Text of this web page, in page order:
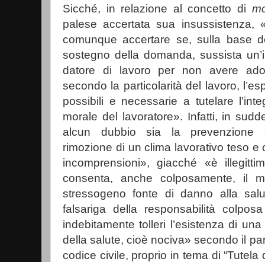
Sicché, in relazione al concetto di
palese accertata sua insussistenza,
comunque accertare se, sulla base
sostegno della domanda, sussista
datore di lavoro per non avere
secondo la particolarità del lavoro,
possibili e necessarie a tutelare
morale del lavoratore». Infatti, in
alcun dubbio sia la prevenzione
rimozione di un clima lavorativo teso e
incomprensioni», giacché «è
consenta, anche colposamente, il
stressogeno fonte di danno alla
falsariga della responsabilità
indebitamente tolleri l’esistenza di
della salute, cioè nociva» secondo il
codice civile, proprio in tema di “Tutela